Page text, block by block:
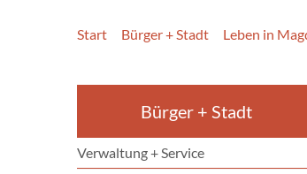
Start Bürger + Stadt Leben in
Bürger + Stadt
Verwaltung + Service